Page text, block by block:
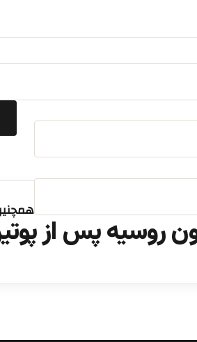
روسیه پس از